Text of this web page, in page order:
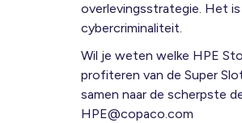
overlevingsstrategie. Het
cybercriminaliteit.
Wil je weten welke HPE
profiteren van de Super
samen naar de scherpste
HPE@copaco.com